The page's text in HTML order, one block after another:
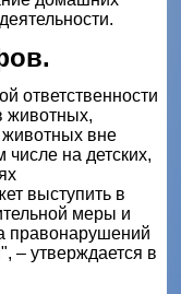
ответственности
животных,
вне
числе на детских,
выступить в
меры и
правонарушений
– утверждается в